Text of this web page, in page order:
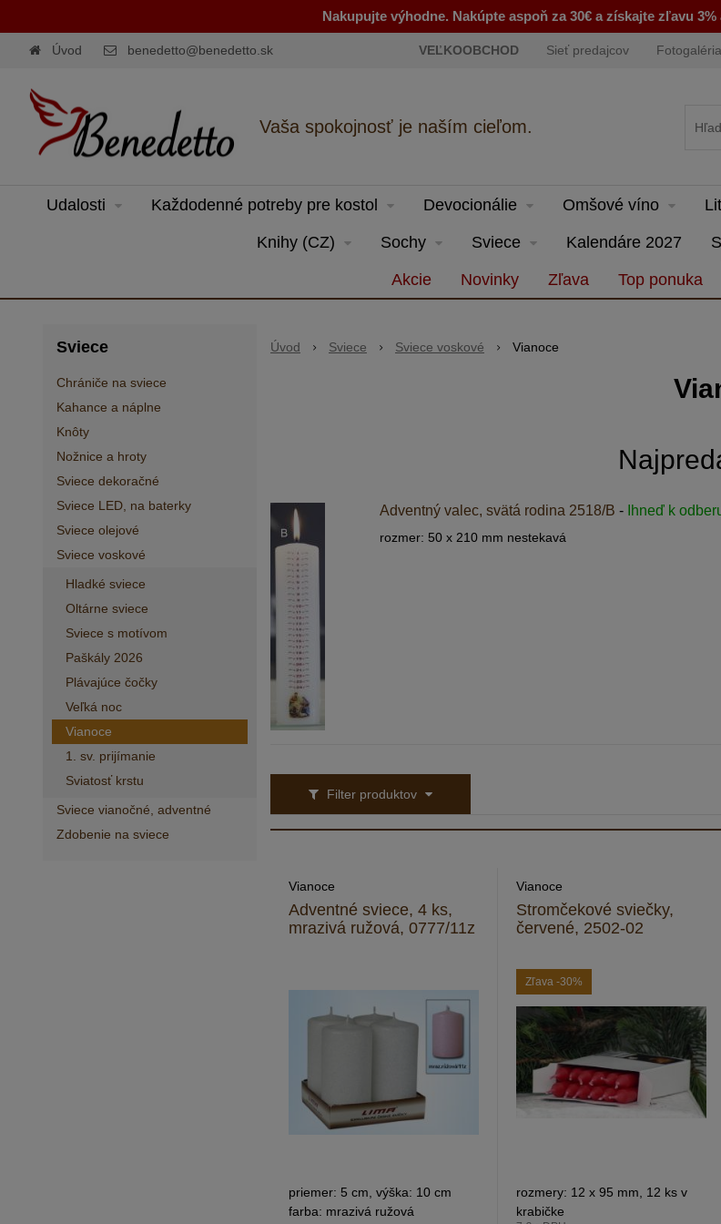
Nakupujte výhodne. Nakúpte aspoň za 30€ a získajte zľavu
Vaša spokojnosť je naším cieľom.
Úvod benedetto@benedetto.sk VEĽKOOBCHOD Sieť predajcov Fotogaléria
Sviece
Chrániče na sviece
Kahance a náplne
Knôty
Nožnice a hroty
Sviece dekoračné
Sviece LED, na baterky
Sviece olejové
Sviece voskové
Hladké sviece
Oltárne sviece
Sviece s motívom
Paškály 2026
Plávajúce čočky
Veľká noc
Vianoce
1. sv. prijímanie
Sviatosť krstu
Sviece vianočné, adventné
Zdobenie na sviece
Úvod Sviece Sviece voskové Vianoce
Adventný valec, svätá rodina 2518/B - Ihneď k
rozmer: 50 x 210 mm nestekavá
Filter produktov
Vianoce
Adventné sviece, 4 ks,
mrazivá ružová, 0777/11z
priemer: 5 cm, výška: 10 cm
farba: mrazivá ružová
Vianoce
Stromčekové sviečky,
červené, 2502-02
Zľava -30%
rozmery: 12 x 95 mm, 12 ks v
krabičke
Udalosti Každodenné potreby pre kostol Devocionálie Omšové víno
Knihy (CZ) Sochy Sviece Kalendáre 2027
Akcie Novinky Zľava Top ponuka